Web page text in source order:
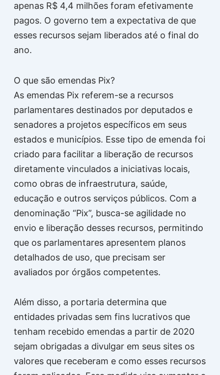
apenas R$ 4,4 milhões foram efetivamente
pagos. O governo tem a expectativa de que
esses recursos sejam liberados até o final do
ano.
O que são emendas Pix?
As emendas Pix referem-se a recursos
parlamentares destinados por deputados e
senadores a projetos específicos em seus
estados e municípios. Esse tipo de emenda foi
criado para facilitar a liberação de recursos
diretamente vinculados a iniciativas locais,
como obras de infraestrutura, saúde,
educação e outros serviços públicos. Com a
denominação “Pix”, busca-se agilidade no
envio e liberação desses recursos, permitindo
que os parlamentares apresentem planos
detalhados de uso, que precisam ser
avaliados por órgãos competentes.
Além disso, a portaria determina que
entidades privadas sem fins lucrativos que
tenham recebido emendas a partir de 2020
sejam obrigadas a divulgar em seus sites os
valores que receberam e como esses recursos